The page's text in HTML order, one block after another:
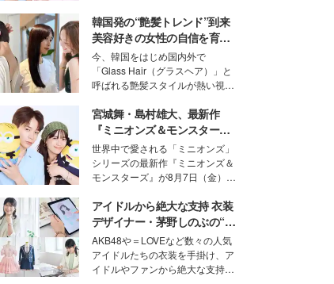
モデル・愛甲ひかりさんと橋下美
好さんを迎えて本音で女子会トー
ク。猛暑のお出かけを快適に過ご
すヒントや、2人が感動した夏の
生理の新常識にも迫りました。
韓国発の“艶髪トレンド”到来
美容好きの女性の自信を育む
「ヘアケア事情」って？
今、韓国をはじめ国内外で
「Glass Hair（グラスヘア）」と
呼ばれる艶髪スタイルが熱い視線
ションの完成度を高めるベースと
して、“髪そのものの美しさ”に改
めて注目する人が増えている様
子。今回は、そんな憧れの艶やか
な髪を日常で叶える、美容好きの
女性たちのヘアケア事情を紹介し
ます。
宮城舞・島村雄大、最新作
『ミニオンズ＆モンスター
ズ』の魅力熱弁 ハチャメチャ
だけじゃない“友情と絆”に感
動
世界中で愛される「ミニオンズ」
シリーズの最新作『ミニオンズ＆
モンスターズ』が8月7日（金）に
ニオン好き”という共通点を持つモ
デルの宮城舞と島村雄大の特別対
談をお届け！それぞれの視点か
ら、今作ならではの魅力や予想外
の感動をもたらす奥深いストーリ
ーについて熱く語り合ってもらっ
アイドルから絶大な支持 衣装
デザイナー・茅野しのぶの“可
愛い”を作る美学＜「シチズン
クロスシー」インタビュー＞
AKB48や＝LOVEなど数々の人気
アイドルたちの衣装を手掛け、ア
イドルやファンから絶大な支持を